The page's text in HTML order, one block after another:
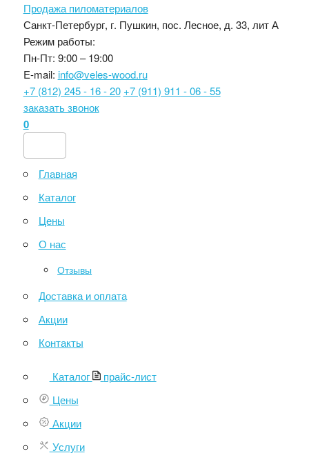
Продажа пиломатериалов
Санкт-Петербург, г. Пушкин, пос. Лесное, д. 33, лит А
Режим работы:
Пн-Пт: 9:00 – 19:00
E-mail: info@veles-wood.ru
+7 (812) 245 - 16 - 20 +7 (911) 911 - 06 - 55
заказать звонок
0
Главная
Каталог
Цены
О нас
Отзывы
Доставка и оплата
Акции
Контакты
Каталог
прайс-лист
Цены
Акции
Услуги